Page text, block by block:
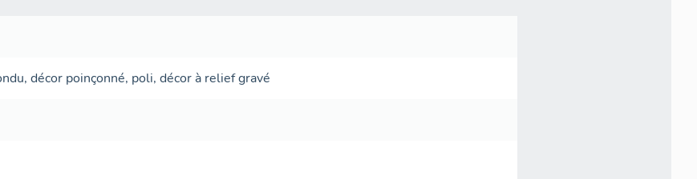
,décor poinçonné, poli,décor à relief gravé